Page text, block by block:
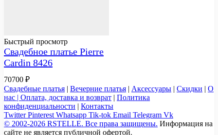
Быстрый просмотр
Свадебное платье Pierre
Cardin 8426
70700 ₽
Свадебные платья | Вечерние платья | Аксессуары | Скидки | О
нас | Оплата, доставка и возврат | Политика
конфиденциальности | Контакты
Twitter Pinterest Whatsapp Tik-tok Email Telegram Vk
© 2002-2026 RSTELLE. Все права защищены. Информация на
сайте не является публичной офертой.